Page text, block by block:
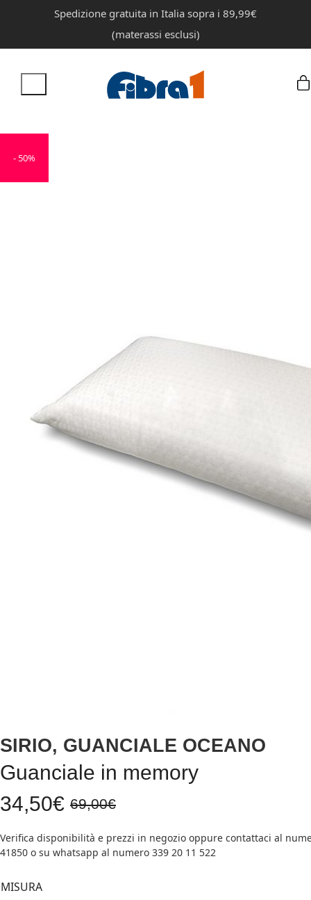
Spedizione gratuita in Italia sopra i 89,99€
(materassi esclusi)
- 50%
SIRIO, GUANCIALE OCEANO
Guanciale in memory
69,00€
Il
prezzo
originale
34,50€
Il
prezzo
attuale
MISURA